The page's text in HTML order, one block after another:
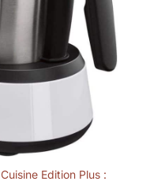
Edition Plus :